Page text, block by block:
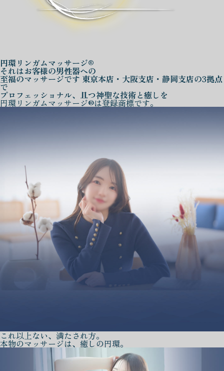
円環リンガムマッサージ®
それはお客様の男性器への
至福のマッサージです 東京本店・大阪支店・静岡支店の3拠点
で
プロフェッショナル、且つ神聖な技術と癒しを
円環リンガムマッサージ®は登録商標です。
これ以上ない、満たされ方。
本物のマッサージは、癒しの円環。